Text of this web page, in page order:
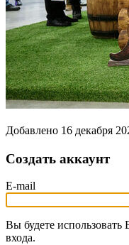
Добавлено 16 декабря
Создать аккаунт
E-mail
Вы будете
входа.